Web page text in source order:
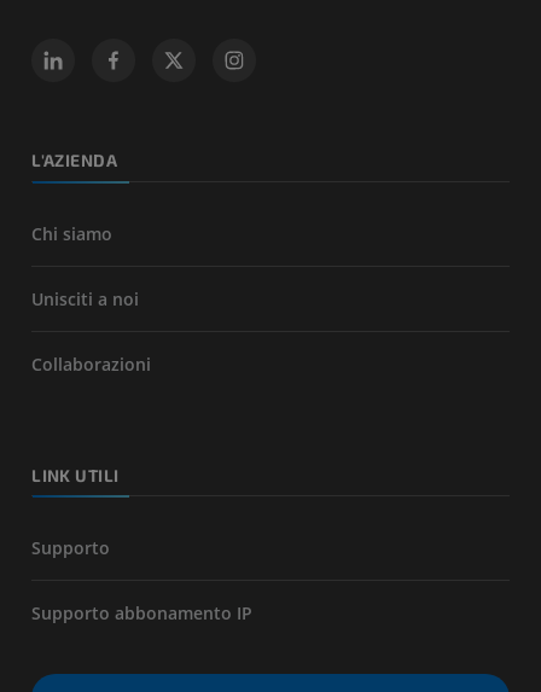
L'AZIENDA
Chi siamo
Unisciti a noi
Collaborazioni
LINK UTILI
Supporto
Supporto abbonamento IP